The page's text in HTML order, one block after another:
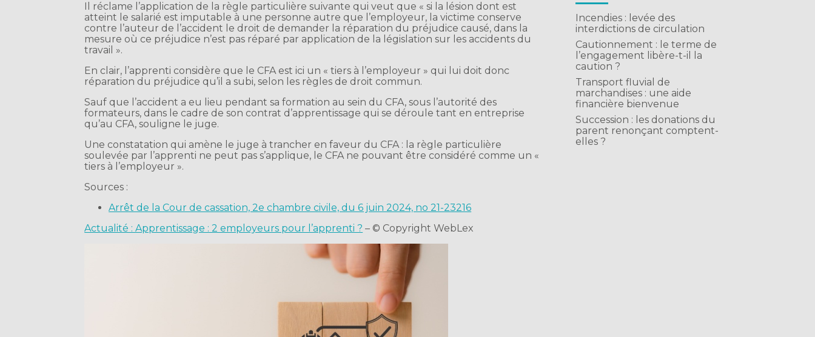
Il réclame l’application de la règle particulière suivante qui veut que « si la lésion dont est
atteint le salarié est imputable à une personne autre que l’employeur, la victime conserve
contre l’auteur de l’accident le droit de demander la réparation du préjudice causé, dans la
mesure où ce préjudice n’est pas réparé par application de la législation sur les accidents du
travail ».
En clair, l’apprenti considère que le CFA est ici un « tiers à l’employeur » qui lui doit donc
réparation du préjudice qu’il a subi, selon les règles de droit commun.
Sauf que l’accident a eu lieu pendant sa formation au sein du CFA, sous l’autorité des
formateurs, dans le cadre de son contrat d’apprentissage qui se déroule tant en entreprise
qu’au CFA, souligne le juge.
Une constatation qui amène le juge à trancher en faveur du CFA : la règle particulière
soulevée par l’apprenti ne peut pas s’applique, le CFA ne pouvant être considéré comme un «
tiers à l’employeur ».
Sources :
Arrêt de la Cour de cassation, 2e chambre civile, du 6 juin 2024, no 21-23216
Actualité : Apprentissage : 2 employeurs pour l’apprenti ? – © Copyright WebLex
Incendies : levée des
interdictions de circulation
Cautionnement : le terme de
l’engagement libère-t-il la
caution ?
Transport fluvial de
marchandises : une aide
financière bienvenue
Succession : les donations du
parent renonçant comptent-
elles ?